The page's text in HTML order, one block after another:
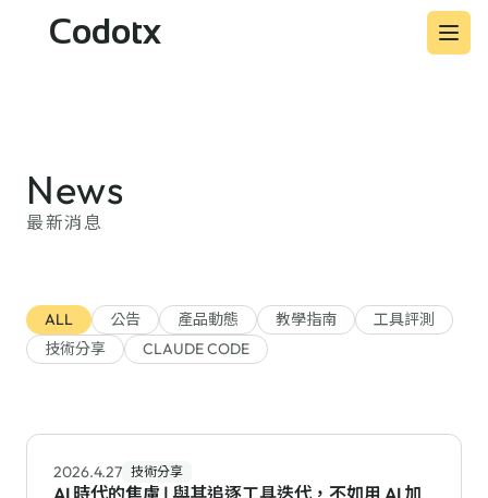
Codotx
News
最新消息
ALL 公告 產品動態 教學指南
工具評測
技術分享
CLAUDE CODE
2026.4.27 技術分享
AI 時代的焦慮 | 與其追逐工具迭代，不如用 AI 加